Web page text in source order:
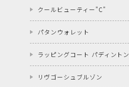
クールビューティー"C"
パタンウォレット
ラッピングコート パディントン
リヴゴーシュブルゾン